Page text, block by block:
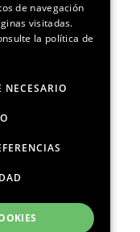
de navegación
visitadas.
la política de
NECESARIO